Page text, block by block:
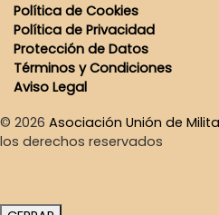
Política de Cookies
Política de Privacidad
Protección de Datos
Términos y Condiciones
Aviso Legal
© 2026 Asociación Unión de
los derechos reservados